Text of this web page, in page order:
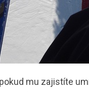
mu zajistíte